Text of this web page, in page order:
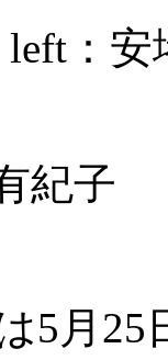
left：
紀子
5月25